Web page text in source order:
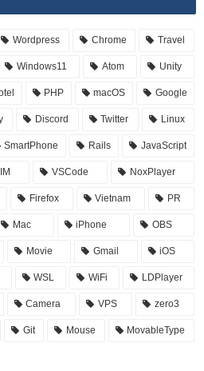
Wordpress Chrome Travel
Windows11 Atom Unity
PHP macOS Google
Discord Twitter Linux
SmartPhone Rails JavaScript
VSCode NoxPlayer
Firefox Vietnam PR
Mac iPhone OBS
Movie Gmail iOS
WSL WiFi LDPlayer
Camera VPS zero3
Git Mouse MovableType